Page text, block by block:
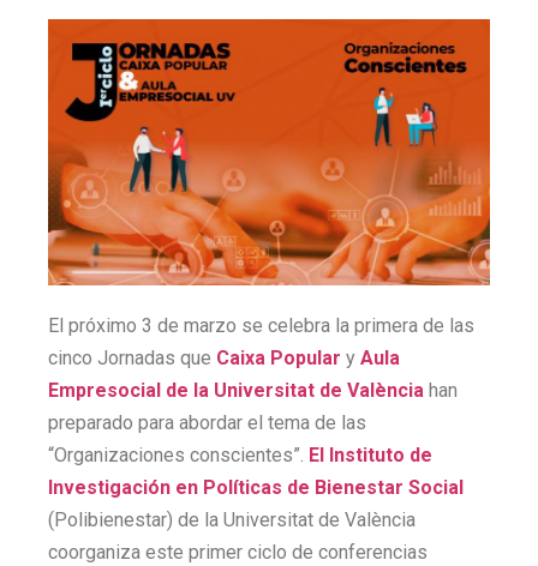
El próximo 3 de marzo se celebra la primera de las
cinco Jornadas que Caixa Popular y Aula
Empresocial de la Universitat de València han
preparado para abordar el tema de las
“Organizaciones conscientes”. El Instituto de
Investigación en Políticas de Bienestar Social
(Polibienestar) de la Universitat de València
coorganiza este primer ciclo de conferencias